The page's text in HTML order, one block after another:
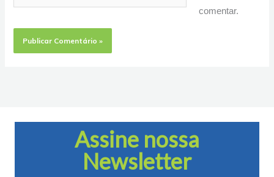
comentar.
Assine nossa
Newsletter